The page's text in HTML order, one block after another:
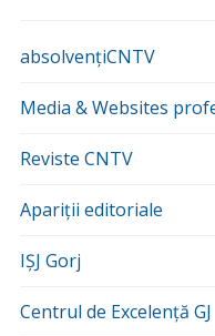
absolvențiCNTV
Media & Websites
Reviste CNTV
Apariții editoriale
IȘJ Gorj
Centrul de Excelență GJ